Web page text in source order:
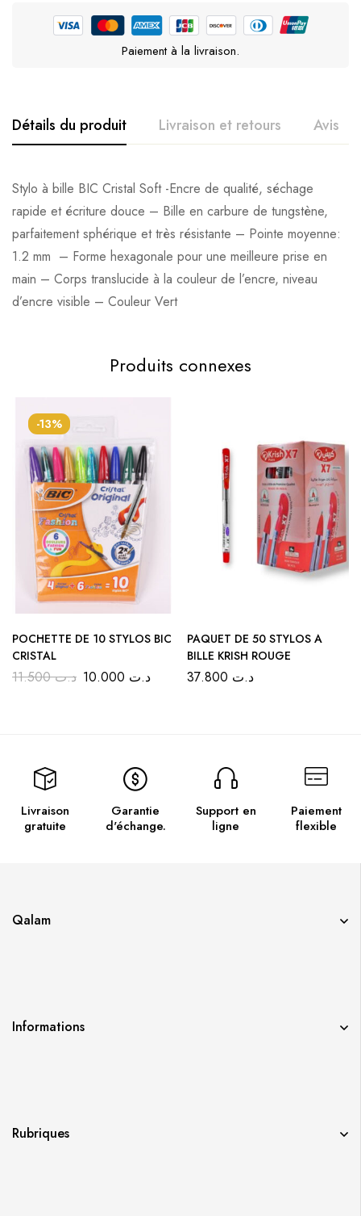
Paiement à la livraison.
Détails du produit Livraison et retours Avis
Stylo à bille BIC Cristal Soft -Encre de qualité, séchage
rapide et écriture douce – Bille en carbure de tungstène,
parfaitement sphérique et très résistante – Pointe moyenne:
1.2 mm – Forme hexagonale pour une meilleure prise en
main – Corps translucide à la couleur de l’encre, niveau
d’encre visible – Couleur Vert
Produits connexes
-13%
POCHETTE DE 10 STYLOS BIC
CRISTAL
د.ت11.500 د.ت
PAQUET DE 50 STYLOS A
BILLE KRISH ROUGE
د.ت
Livraison
gratuite
Garantie
d'échange.
Support en
ligne
Paiement
flexible
Qalam
Informations
Rubriques